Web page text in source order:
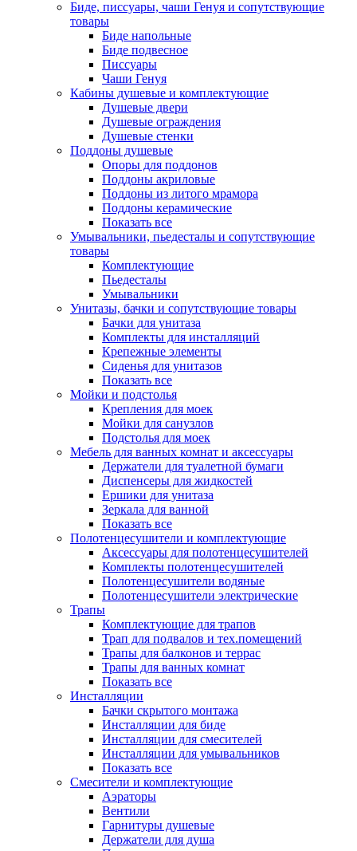
Биде, писсуары, чаши Генуя и сопутствующие
товары
Биде напольные
Биде подвесное
Писсуары
Чаши Генуя
Кабины душевые и комплектующие
Душевые двери
Душевые ограждения
Душевые стенки
Поддоны душевые
Опоры для поддонов
Поддоны акриловые
Поддоны из литого мрамора
Поддоны керамические
Показать все
Умывальники, пьедесталы и сопутствующие
товары
Комплектующие
Пьедесталы
Умывальники
Унитазы, бачки и сопутствующие товары
Бачки для унитаза
Комплекты для инсталляций
Крепежные элементы
Сиденья для унитазов
Показать все
Мойки и подстолья
Крепления для моек
Мойки для санузлов
Подстолья для моек
Мебель для ванных комнат и аксессуары
Держатели для туалетной бумаги
Диспенсеры для жидкостей
Ершики для унитаза
Зеркала для ванной
Показать все
Полотенцесушители и комплектующие
Аксессуары для полотенцесушителей
Комплекты полотенцесушителей
Полотенцесушители водяные
Полотенцесушители электрические
Трапы
Комплектующие для трапов
Трап для подвалов и тех.помещений
Трапы для балконов и террас
Трапы для ванных комнат
Показать все
Инсталляции
Бачки скрытого монтажа
Инсталляции для биде
Инсталляции для смесителей
Инсталляции для умывальников
Показать все
Смесители и комплектующие
Аэраторы
Вентили
Гарнитуры душевые
Держатели для душа